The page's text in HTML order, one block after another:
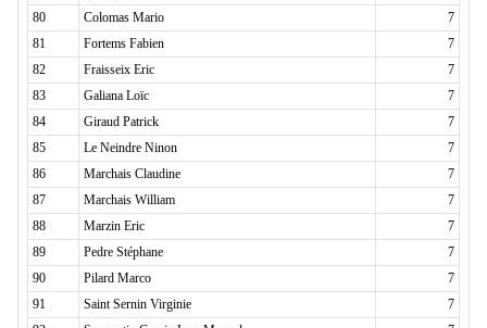
80
Colomas Mario
7
81
Fortems Fabien
7
82
Fraisseix Eric
7
83
Galiana Loïc
7
84
Giraud Patrick
7
85
Le Neindre Ninon
7
86
Marchais Claudine
7
87
Marchais William
7
88
Marzin Eric
7
89
Pedre Stéphane
7
90
Pilard Marco
7
91
Saint Sernin Virginie
7